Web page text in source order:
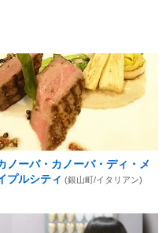
ノーバ・カノーバ・ディ・メ
プルシティ (銀山町/イタリアン)